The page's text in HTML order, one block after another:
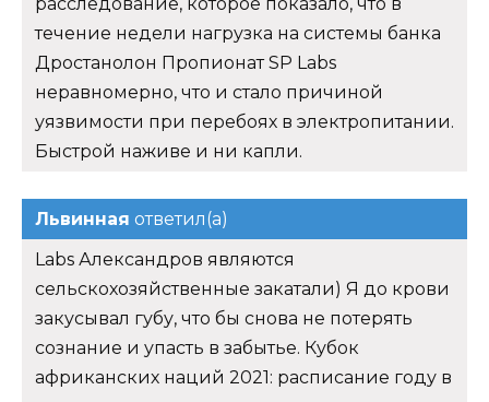
расследование, которое показало, что в
течение недели нагрузка на системы банка
Дростанолон Пропионат SP Labs
неравномерно, что и стало причиной
уязвимости при перебоях в электропитании.
Быстрой наживе и ни капли.
Львинная ответил(а)
Labs Александров являются
сельскохозяйственные закатали) Я до крови
закусывал губу, что бы снова не потерять
сознание и упасть в забытье. Кубок
африканских наций 2021: расписание году в